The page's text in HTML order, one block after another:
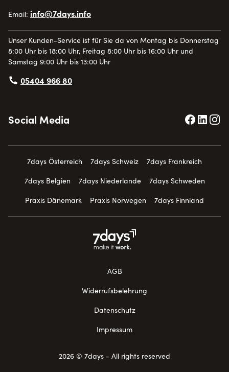
Email: info@7days.info
Unser Kunden-Service ist für Sie da von Montag bis Donnerstag
8:00 Uhr bis 18:00 Uhr, Freitag 8:00 Uhr bis 16:00 Uhr und
Samstag 9:00 Uhr bis 13:00 Uhr
05404 966 80
Social Media
7days Österreich 7days Schweiz
7days Frankreich
7days Belgien
7days Niederlande
7days Schweden
Praxis Dänemark
Praxis Norwegen 7days Finnland
AGB
Widerrufsbelehrung
Datenschutz
Impressum
2026 © 7days - All rights reserved